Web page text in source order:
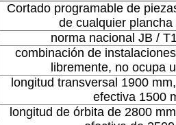
Cortado programable de
de cualquier plancha
norma nacional JB /
combinación de
libremente, no ocupa
longitud transversal 1900
efectiva 1500
longitud de órbita de 2800